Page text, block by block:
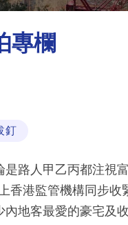
專欄
釘
路人甲乙丙都注視
香港監管機構同步
地客最愛的豪宅及